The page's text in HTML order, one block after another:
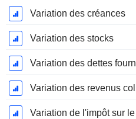
Variation des créances
Variation des stocks
Variation des dettes
Variation des revenus
Variation de l'impôt sur